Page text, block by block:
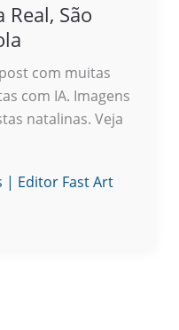
São
com muitas
com IA. Imagens
natalinas. Veja
| Editor Fast Art